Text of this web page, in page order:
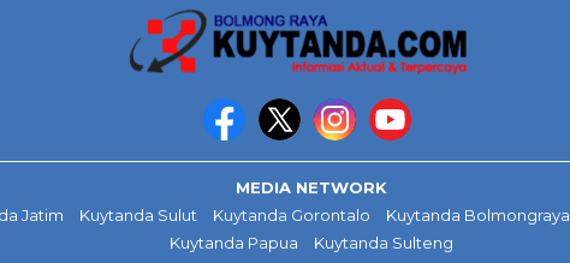
MEDIA NETWORK
Jatim Kuytanda Sulut Kuytanda Gorontalo Kuytanda Bolmongraya
Kuytanda Papua
Kuytanda Sulteng